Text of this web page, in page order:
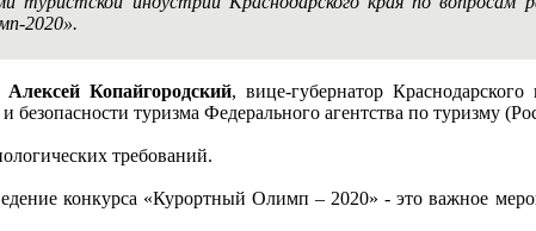
2020».
Алексей Копайгородский, вице-губернатор Краснодарского
безопасности туризма Федерального агентства по туризму
требований.
конкурса «Курортный Олимп – 2020» - это важное